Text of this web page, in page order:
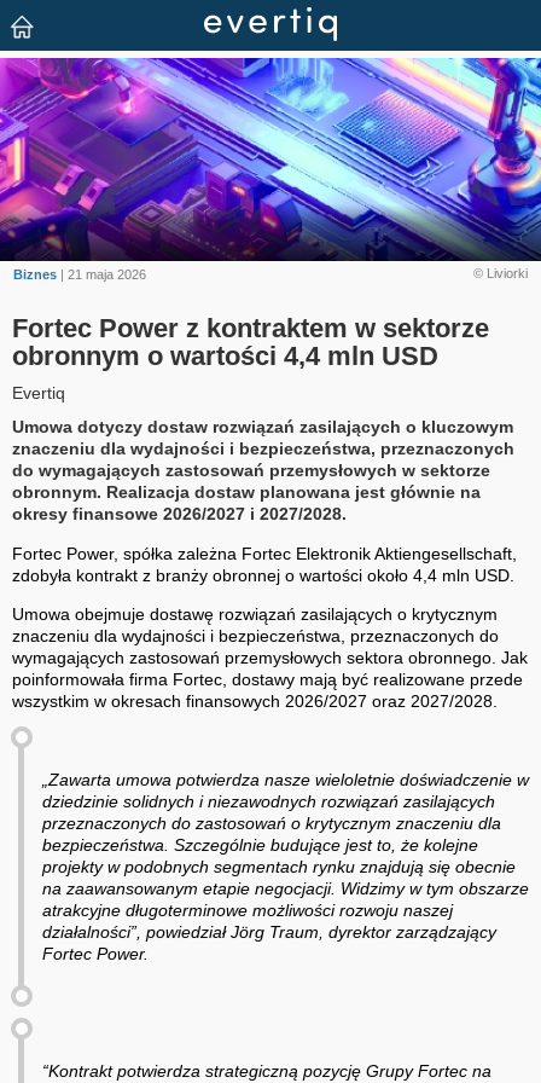
© Liviorki
Biznes | 21 maja 2026
Fortec Power z kontraktem w sektorze
obronnym o wartości 4,4 mln USD
Evertiq
Umowa dotyczy dostaw rozwiązań zasilających o kluczowym
znaczeniu dla wydajności i bezpieczeństwa, przeznaczonych
do wymagających zastosowań przemysłowych w sektorze
obronnym. Realizacja dostaw planowana jest głównie na
okresy finansowe 2026/2027 i 2027/2028.
Fortec Power, spółka zależna Fortec Elektronik Aktiengesellschaft,
zdobyła kontrakt z branży obronnej o wartości około 4,4 mln USD.
Umowa obejmuje dostawę rozwiązań zasilających o krytycznym
znaczeniu dla wydajności i bezpieczeństwa, przeznaczonych do
wymagających zastosowań przemysłowych sektora obronnego. Jak
poinformowała firma Fortec, dostawy mają być realizowane przede
wszystkim w okresach finansowych 2026/2027 oraz 2027/2028.
„Zawarta umowa potwierdza nasze wieloletnie doświadczenie w
dziedzinie solidnych i niezawodnych rozwiązań zasilających
przeznaczonych do zastosowań o krytycznym znaczeniu dla
bezpieczeństwa. Szczególnie budujące jest to, że kolejne
projekty w podobnych segmentach rynku znajdują się obecnie
na zaawansowanym etapie negocjacji. Widzimy w tym obszarze
atrakcyjne długoterminowe możliwości rozwoju naszej
działalności”, powiedział Jörg Traum, dyrektor zarządzający
Fortec Power.
“Kontrakt potwierdza strategiczną pozycję Grupy Fortec na